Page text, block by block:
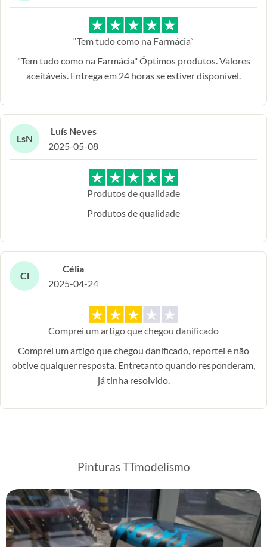
“Tem tudo como na Farmácia”
"Tem tudo como na Farmácia" Óptimos produtos. Valores
aceitáveis. Entrega em 24 horas se estiver disponível.
LsN
Luís Neves
2025-05-08
Produtos de qualidade
Produtos de qualidade
Cl
Célia
2025-04-24
Comprei um artigo que chegou danificado
Comprei um artigo que chegou danificado, reportei e não
obtive qualquer resposta. Entretanto quando responderam,
já tinha resolvido.
Pinturas TTmodelismo